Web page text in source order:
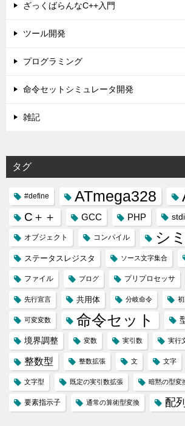
ざっくばらんなC++入門
ツール開発
プログラミング
命令セットシミュレータ開発
雑記
タグ
#define ATmega328
C＋＋ GCC PHP
オブジェクト コンパイル シ
ステータスレジスタ ソース文字集合
ファイル ブログ プリプロセッサ
先行宣言 共用体 分岐命令
可変変数 命令セット
境界調整 変数 実引数 実行
整数型 整数拡張 文 文字
文字型 既定の実引数拡張 暗黙の型変
要素指示子 通常の算術型変換 配列